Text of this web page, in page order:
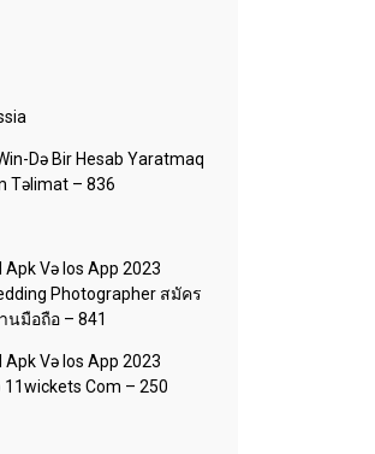
Də Bir Hesab Yaratmaq
Təlimat – 836
Və Ios App 2023
Photographer สมัคร
นมือถือ – 841
Və Ios App 2023
11wickets Com – 250